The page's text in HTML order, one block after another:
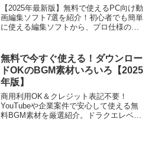
【2025年最新版】無料で使えるPC向け動
画編集ソフト7選を紹介！初心者でも簡単
に使える編集ソフトから、プロ仕様の高
ック！
無料で今すぐ使える！ダウンロー
ドOKのBGM素材いろいろ【2025
年版】
商用利用OK＆クレジット表記不要！
YouTubeや企業案件で安心して使える無
料BGM素材を厳選紹介。ドラクエレベル